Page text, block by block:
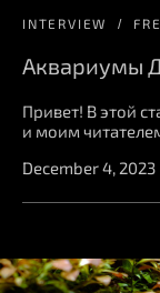
INTERVIEW
Аквариумы
Привет! В этой
и моим
December 4, 2023